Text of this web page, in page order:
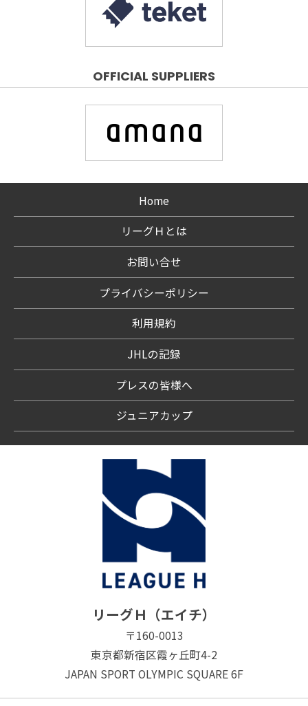
OFFICIAL SUPPLIERS
Home
リーグＨとは
お問い合せ
プライバシーポリシー
利用規約
JHLの記録
プレスの皆様へ
ジュニアカップ
リーグＨ（エイチ）
〒160-0013
東京都新宿区霞ヶ丘町4-2
JAPAN SPORT OLYMPIC SQUARE 6F